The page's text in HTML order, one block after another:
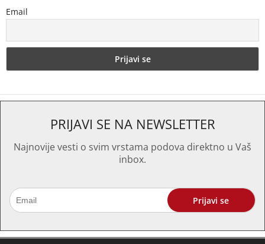
Email
PRIJAVI SE NA NEWSLETTER
Najnovije vesti o svim vrstama podova direktno u Vaš
inbox.